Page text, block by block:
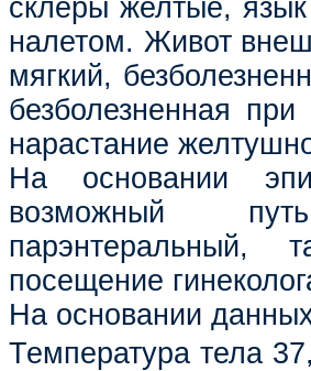
склеры желтые,
налетом. Живот
мягкий,
безболезненная
нарастание
На основании
возможный
парэнтеральный,
посещение
На основании
Температура тела